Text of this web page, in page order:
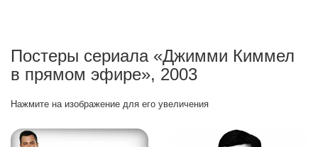
Постеры сериала «Джимми Киммел
в прямом эфире», 2003
Нажмите на изображение для его увеличения